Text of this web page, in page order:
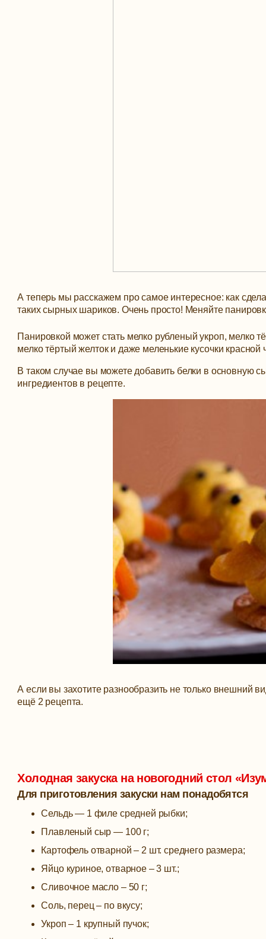
А теперь мы расскажем про самое интересное: как
таких сырных шариков. Очень просто! Меняйте
Панировкой может стать мелко рубленый укроп, мелко
мелко тёртый желток и даже меленькие кусочки красной
В таком случае вы можете добавить белки в основную
ингредиентов в рецепте.
А если вы захотите разнообразить не только внешний
ещё 2 рецепта.
Холодная закуска на новогодний стол
Для приготовления закуски нам понадобятся
Сельдь — 1 филе средней рыбки;
Плавленый сыр — 100 г;
Картофель отварной – 2 шт. среднего размера;
Яйцо куриное, отварное – 3 шт.;
Сливочное масло – 50 г;
Соль, перец – по вкусу;
Укроп – 1 крупный пучок;